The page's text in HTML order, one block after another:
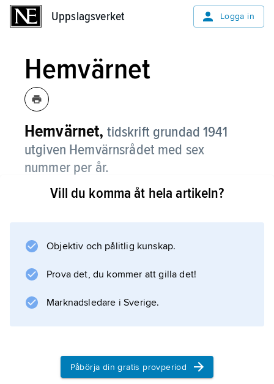
Uppslagsverket Logga in
Hemvärnet
Hemvärnet, tidskrift grundad 1941
utgiven Hemvärnsrådet med sex
nummer per år.
Upplaga: 28 000 ex. (2014).
Vill du komma åt hela artikeln?
Objektiv och pålitlig kunskap.
Prova det, du kommer att gilla det!
Marknadsledare i Sverige.
Påbörja din gratis provperiod